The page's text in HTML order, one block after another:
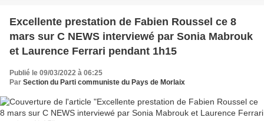
Excellente prestation de Fabien Roussel ce 8
mars sur C NEWS interviewé par Sonia Mabrouk
et Laurence Ferrari pendant 1h15
Publié le 09/03/2022 à 06:25
Par Section du Parti communiste du Pays de Morlaix